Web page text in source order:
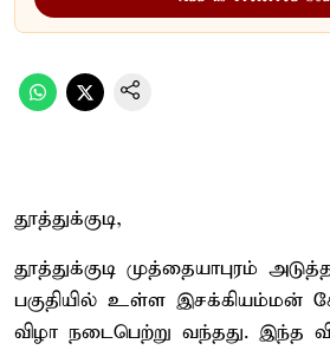
தூத்துக்குடி,
தூத்துக்குடி முத்தையாபுரம்
பகுதியில் உள்ள இசக்கியம்மன்
விழா நடைபெற்று வந்தது. இந்த